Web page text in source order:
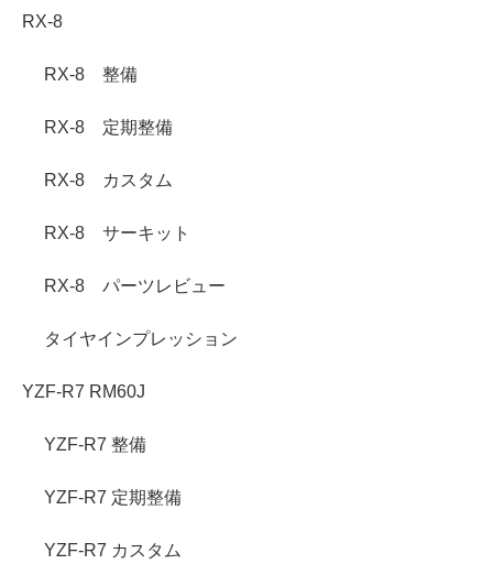
RX-8
RX-8 整備
RX-8 定期整備
RX-8 カスタム
RX-8 サーキット
RX-8 パーツレビュー
タイヤインプレッション
YZF-R7 RM60J
YZF-R7 整備
YZF-R7 定期整備
YZF-R7 カスタム